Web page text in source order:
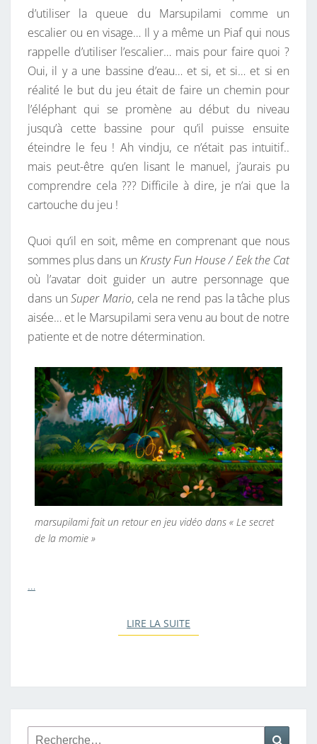
d’utiliser la queue du Marsupilami comme un
escalier ou en visage… Il y a même un Piaf qui nous
rappelle d’utiliser l’escalier… mais pour faire quoi ?
Oui, il y a une bassine d’eau… et si, et si… et si en
réalité le but du jeu était de faire un chemin pour
l’éléphant qui se promène au début du niveau
jusqu’à cette bassine pour qu’il puisse ensuite
éteindre le feu ! Ah vindju, ce n’était pas intuitif..
mais peut-être qu’en lisant le manuel, j’aurais pu
comprendre cela ??? Difficile à dire, je n’ai que la
cartouche du jeu !
Quoi qu’il en soit, même en comprenant que nous
sommes plus dans un Krusty Fun House / Eek the Cat
où l’avatar doit guider un autre personnage que
dans unSuper Mario, cela ne rend pas la tâche plus
aisée… et le Marsupilami sera venu au bout de notre
patiente et de notre détermination.
marsupilami fait un retour en jeu vidéo dans « Le secret
de la momie »
…
LIRE LA SUITE
Rechercher :